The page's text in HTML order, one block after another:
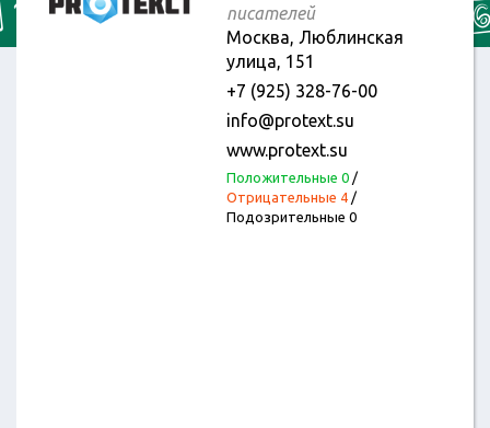
писателей
Москва, Люблинская
улица, 151
+7 (925) 328-76-00
info@protext.su
www.protext.su
Положительные 0/
Отрицательные 4/
Подозрительные 0